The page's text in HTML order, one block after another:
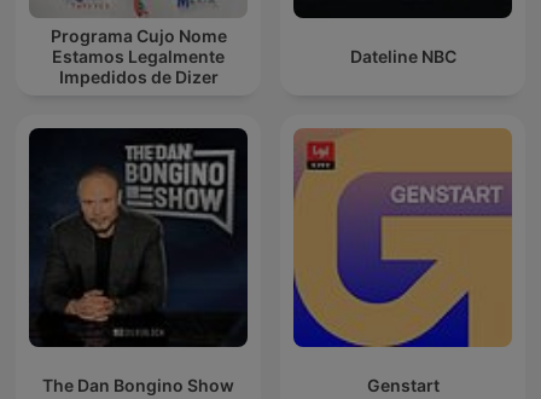
Programa Cujo Nome
Estamos Legalmente
Impedidos de Dizer
Dateline NBC
The Dan Bongino Show Genstart